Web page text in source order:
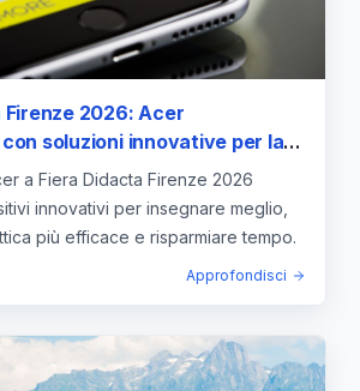
Firenze 2026: Acer
soluzioni innovative per la
a Fiera Didacta Firenze 2026
innovativi per insegnare meglio,
più efficace e risparmiare tempo.
Approfondisci